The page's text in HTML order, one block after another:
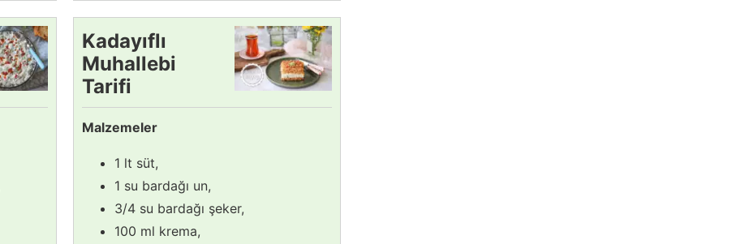
Kadayıflı
Muhallebi
Tarifi
Malzemeler
1 lt süt,
1 su bardağı un,
3/4 su bardağı şeker,
100 ml krema,